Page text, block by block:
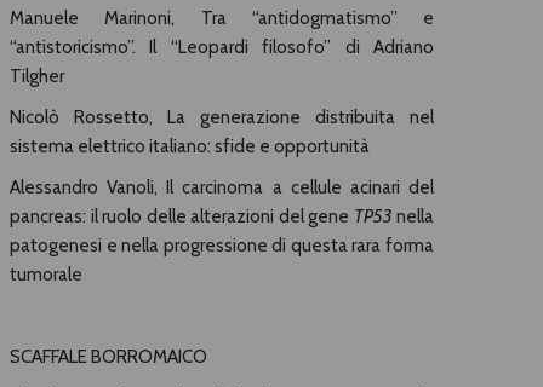
Manuele Marinoni, Tra “antidogmatismo” e
“antistoricismo”. Il “Leopardi filosofo” di Adriano
Tilgher
Nicolò Rossetto, La generazione distribuita nel
sistema elettrico italiano: sfide e opportunità
Alessandro Vanoli, Il carcinoma a cellule acinari del
pancreas: il ruolo delle alterazioni del gene TP53 nella
patogenesi e nella progressione di questa rara forma
tumorale
SCAFFALE BORROMAICO